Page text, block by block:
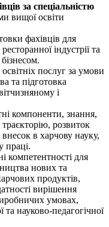
за спеціальністю
вищої освіти
фахівців для
індустрії та
послуг за умови
та підготовка
і
компоненти, знання,
розвиток
в харчову науку,
праці.
компетентності для
нових та
продуктів,
вирішення
умовах,
та науково-педагогічної